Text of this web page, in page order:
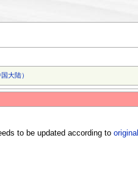
大陆）‎
to be updated according tooriginal